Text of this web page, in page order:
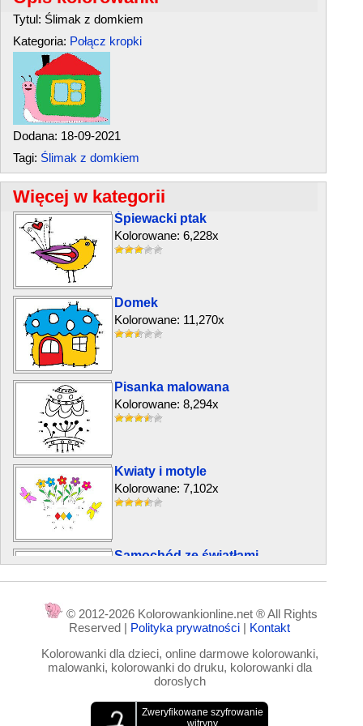
Tytul: Ślimak z domkiem
Kategoria: Połącz kropki
Dodana: 18-09-2021
Tagi: Ślimak z domkiem
Więcej w kategorii
Śpiewacki ptak
Kolorowane: 6,228x
Domek
Kolorowane: 11,270x
Pisanka malowana
Kolorowane: 8,294x
Kwiaty i motyle
Kolorowane: 7,102x
Samochód ze światłami
Kolorowane: 18,735x
© 2012-2026 Kolorowankionline.net ® All Rights
Reserved | Polityka prywatności | Kontakt
Kolorowanki dla dzieci, online darmowe kolorowanki,
malowanki, kolorowanki do druku, kolorowanki dla
doroslych